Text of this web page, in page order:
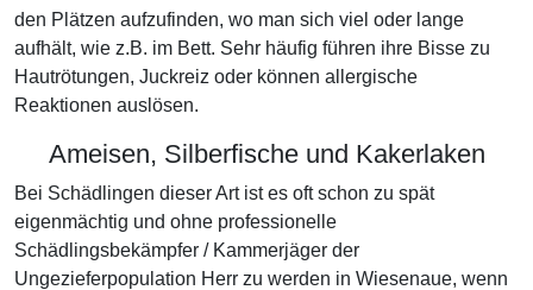
den Plätzen aufzufinden, wo man sich viel oder lange
aufhält, wie z.B. im Bett. Sehr häufig führen ihre Bisse zu
Hautrötungen, Juckreiz oder können allergische
Reaktionen auslösen.
Ameisen, Silberfische und Kakerlaken
Bei Schädlingen dieser Art ist es oft schon zu spät
eigenmächtig und ohne professionelle
Schädlingsbekämpfer / Kammerjäger der
Ungezieferpopulation Herr zu werden in Wiesenaue, wenn